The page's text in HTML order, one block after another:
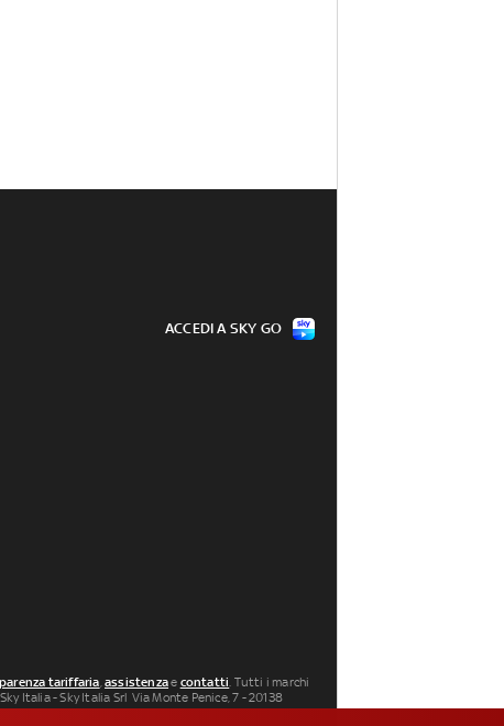
ACCEDI A SKY GO
tariffaria,assistenzae contatti. Tutti i marchi
Italia - Sky Italia Srl Via Monte Penice, 7 - 20138